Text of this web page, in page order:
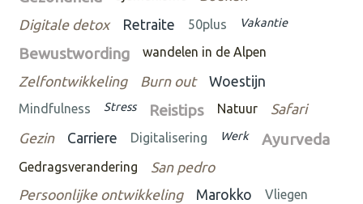
Digitale detox
Retraite 50plus Vakantie
Bewustwording wandelen in de Alpen
Zelfontwikkeling Burn out Woestijn
Mindfulness Stress Reistips Natuur
Safari
Gezin
Carriere Digitalisering Werk Ayurveda
Gedragsverandering
San pedro
Persoonlijke ontwikkeling
Marokko Vliegen